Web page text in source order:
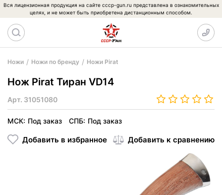
Вся лицензионная продукция на сайте cccp-gun.ru представлена в ознакомительных
целях, и не может быть приобретена дистанционным способом.
Ножи Ножи по бренду Ножи Pirat
Нож Pirat Тиран VD14
Арт. 31051080
МСК: Под заказ СПБ: Под заказ
Добавить в избранное Добавить к сравнению